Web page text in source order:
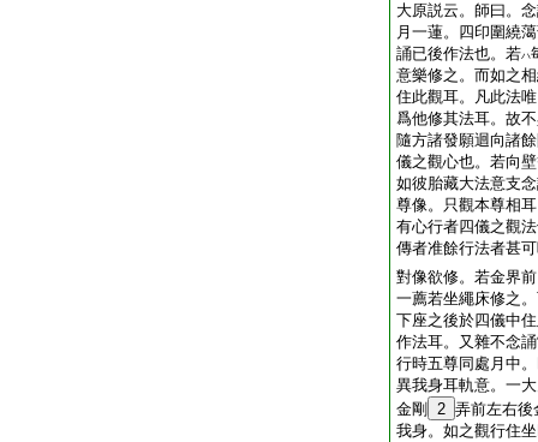
大原説云。師曰。
月一蓮。四印圍繞
誦已後作法也。若ハ
意樂修之。而如之
住此觀耳。凡此法
爲他修其法耳。故
隨方諸發願迴向諸
儀之觀心也。若向
如彼胎藏大法意支
尊像。只觀本尊相
有心行者四儀之觀
傳者准餘行法者甚
對像欲修。若金界
一薦若坐繩床修之
下座之後於四儀中
作法耳。又雜不念
行時五尊同處月中
異我身耳軌意。一
金剛
2 弄前左右後
我身。如之觀行住